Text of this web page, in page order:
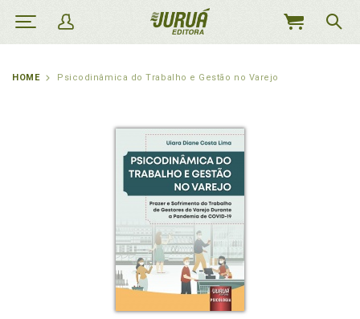
MEU
HOME Psicodinâmica do Trabalho e Gestão no Varejo